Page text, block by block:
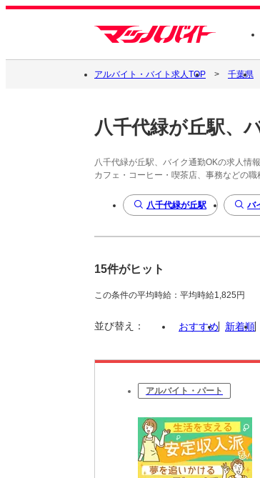
アルバイト・バイト求人TOP 千葉県
八千代緑が丘駅、
八千代緑が丘駅、バイク通勤OKの求人情報
カフェ・コーヒー・喫茶店、事務などの
八千代緑が丘駅 バ
15件がヒット
この条件の平均時給：平均時給1,825円
並び替え： おすすめ 新着順
アルバイト・パート